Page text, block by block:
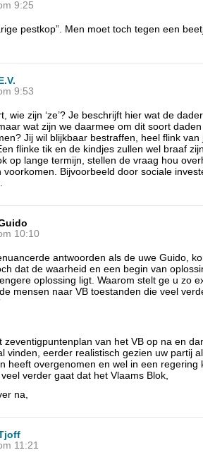
9:25
pestkop”. Men moet toch tegen een
9:53
wie zijn ‘ze’? Je beschrijft hier wat de
wat zijn we daarmee om dit soort
Jij wil blijkbaar bestraffen, heel flink van
flinke tik en de kindjes zullen wel braaf
op lange termijn, stellen de vraag hou
voorkomen. Bijvoorbeeld door sociale
10:10
antwoorden als de uwe Guido,
dat de waarheid en een begin van
oplossing ligt. Waarom stelt ge u zo
mensen naar VB toestanden die veel
zeventigpuntenplan van het VB op na en
vinden, eerder realistisch gezien uw partij
heeft overgenomen en wel in een regering
verder gaat dat het Vlaams Blok,
na,
11:21